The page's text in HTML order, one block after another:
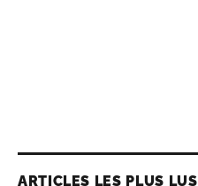
ARTICLES LES PLUS LUS